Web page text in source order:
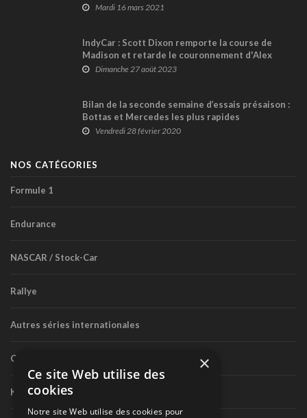
Mardi 16 mars 2021
IndyCar : Scott Dixon remporte la course de
Madison et retarde le couronnement d'Alex
Palou !
Dimanche 27 août 2023
Bilan de la seconde semaine d’essais présaison :
Bottas et Mercedes les plus rapides
Vendredi 28 février 2020
NOS CATÉGORIES
Formule 1
Endurance
NASCAR / Stock-Car
Rallye
Autres séries internationales
Circuit routier canadien
Karting
×
Ce site Web utilise des
cookies
Notre site Web utilise des cookies pour